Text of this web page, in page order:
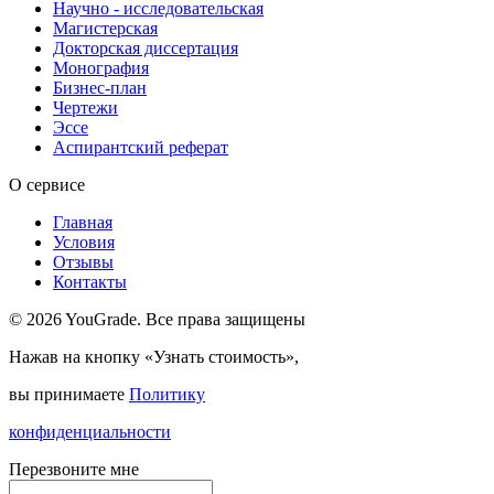
Научно - исследовательская
Магистерская
Докторская диссертация
Монография
Бизнес-план
Чертежи
Эссе
Аспирантский реферат
О сервисе
Главная
Условия
Отзывы
Контакты
© 2026 YouGrade. Все права защищены
Нажав на кнопку «Узнать стоимость»,
вы принимаете Политику
конфиденциальности
Перезвоните мне